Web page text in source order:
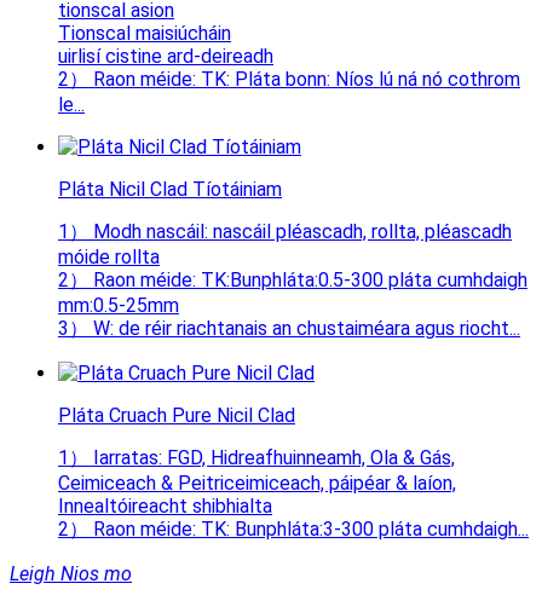
tionscal asion
Tionscal maisiúcháin
uirlisí cistine ard-deireadh
2） Raon méide: TK: Pláta bonn: Níos lú ná nó cothrom
le...
Pláta Nicil Clad Tíotáiniam
1） Modh nascáil: nascáil pléascadh, rollta, pléascadh
móide rollta
2） Raon méide: TK:Bunphláta:0.5-300 pláta cumhdaigh
mm:0.5-25mm
3） W: de réir riachtanais an chustaiméara agus riocht...
Pláta Cruach Pure Nicil Clad
1） Iarratas: FGD, Hidreafhuinneamh, Ola & Gás,
Ceimiceach & Peitriceimiceach, páipéar & laíon,
Innealtóireacht shibhialta
2） Raon méide: TK: Bunphláta:3-300 pláta cumhdaigh...
Leigh Nios mo